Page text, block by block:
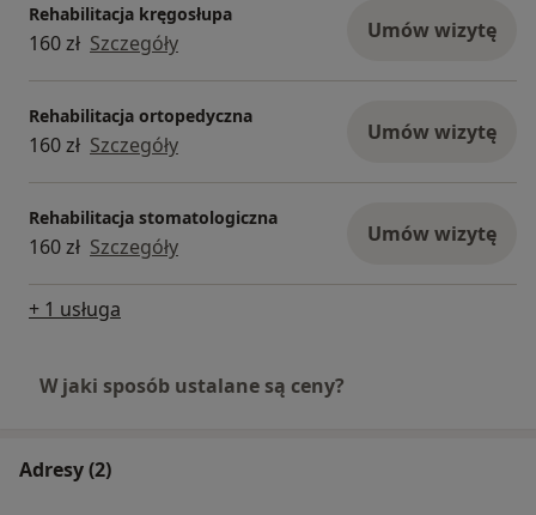
Rehabilitacja kręgosłupa
160 zł Szczegóły Umów wizytę
Rehabilitacja ortopedyczna
160 zł Szczegóły Umów wizytę
Rehabilitacja stomatologiczna
160 zł Szczegóły Umów wizytę
+ 1 usługa
W jaki sposób ustalane są ceny?
Adresy (2)